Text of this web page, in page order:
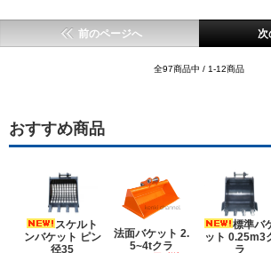
前のページへ 次
全97商品中 / 1-12商品
おすすめ商品
スケルト
ンバケット ピン
径35
法面バケット 2.
5~4tクラ
標準バ
ット 0.25m3
ラ